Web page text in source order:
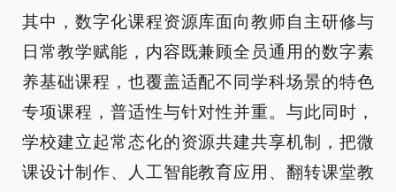
其中，数字化课程资源库面向教师自主研修与
日常教学赋能，内容既兼顾全员通用的数字素
养基础课程，也覆盖适配不同学科场景的特色
专项课程，普适性与针对性并重。与此同时，
学校建立起常态化的资源共建共享机制，把微
课设计制作、人工智能教育应用、翻转课堂教